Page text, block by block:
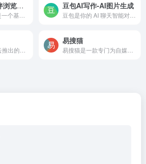
百度搜索AI伙伴浏览器助手
百度搜索AI伙伴是一个基于深度学习和自然语言处理技术的智能助手，它可以与用户进行交互，并提供各种有用的信息和服务。其还具备浏览器助手功能，可以在任何网页上帮助用户快速阅...
豆包AI写作-AI图片生成
豆包是你的 AI 聊天智能对话问答助手，写作文案翻译情感陪伴编程全能工具。豆包为你答疑解惑，提供灵感，辅助创作，也可以和你畅聊任何你感兴趣的话题。
通义千问是阿里云推出的一个超大规模的语言模型，其主要功能包括多轮对话、文案创作、逻辑推理、多模态理解和多语言支持。
易搜猫
易搜猫是一款专门为自媒体创作者打造的创作辅助工具，拥有海量的自媒体素材和短视频素材，为创作者提供强有力的内容创作支持。这些素材涵盖了各种类型，包括图片、音频、视频、文...